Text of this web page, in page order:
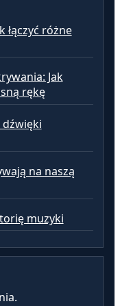
łączyć różne
Jak
rękę
na naszą
muzyki